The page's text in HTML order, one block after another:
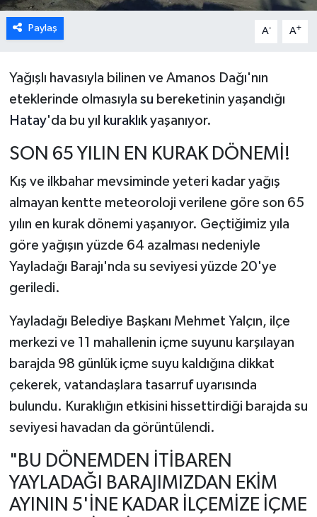
Paylaş A- A+
Yağışlı havasıyla bilinen ve Amanos Dağı'nın
eteklerinde olmasıyla su bereketinin yaşandığı
Hatay'da bu yıl kuraklıkyaşanıyor.
SON 65 YILIN EN KURAK DÖNEMİ!
Kış ve ilkbahar mevsiminde yeteri kadar yağış
almayan kentte meteoroloji verilene göre son 65
yılın en kurak dönemi yaşanıyor. Geçtiğimiz yıla
göre yağışın yüzde 64 azalması nedeniyle
Yayladağı Barajı'nda su seviyesi yüzde 20'ye
geriledi.
Yayladağı Belediye Başkanı Mehmet Yalçın, ilçe
merkezi ve 11 mahallenin içme suyunu karşılayan
barajda 98 günlük içme suyu kaldığına dikkat
çekerek, vatandaşlara tasarruf uyarısında
bulundu. Kuraklığın etkisini hissettirdiği barajda su
seviyesi havadan da görüntülendi.
"BU DÖNEMDEN İTİBAREN
YAYLADAĞI BARAJIMIZDAN EKİM
AYININ 5'İNE KADAR İLÇEMİZE İÇME